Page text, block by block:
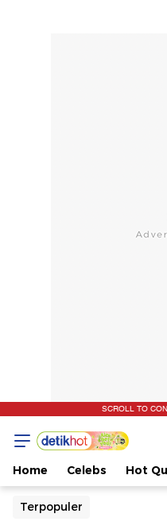
SCROLL TO
Home Celebs Hot
Terpopuler